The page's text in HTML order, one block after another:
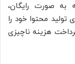
به صورت رایگان،
تولید محتوا خود را
هزینه ناچیزی